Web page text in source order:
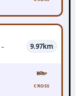
9.97km
CROSS